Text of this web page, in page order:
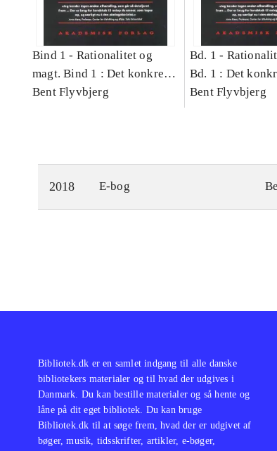
Bind 1 - Rationalitet og
magt. Bind 1 : Det konkretes
videnskab
Bent Flyvbjerg
Bd. 1 -
Bd. 1 : Det
videnskab
Bent Flyvbjerg
2018 E-bog
Bibliotek.dk er en samlet indgang til alle danske
bibliotekers materialer og til hvad der udgives i
Danmark. Du kan bestille materialer og så hente og
låne på dit eget bibliotek. Du kan bruge
Bibliotek.dk til at søge frem, hvad der er udgivet af
bøger, musik, tidsskrifter, artikler, e-bøger,